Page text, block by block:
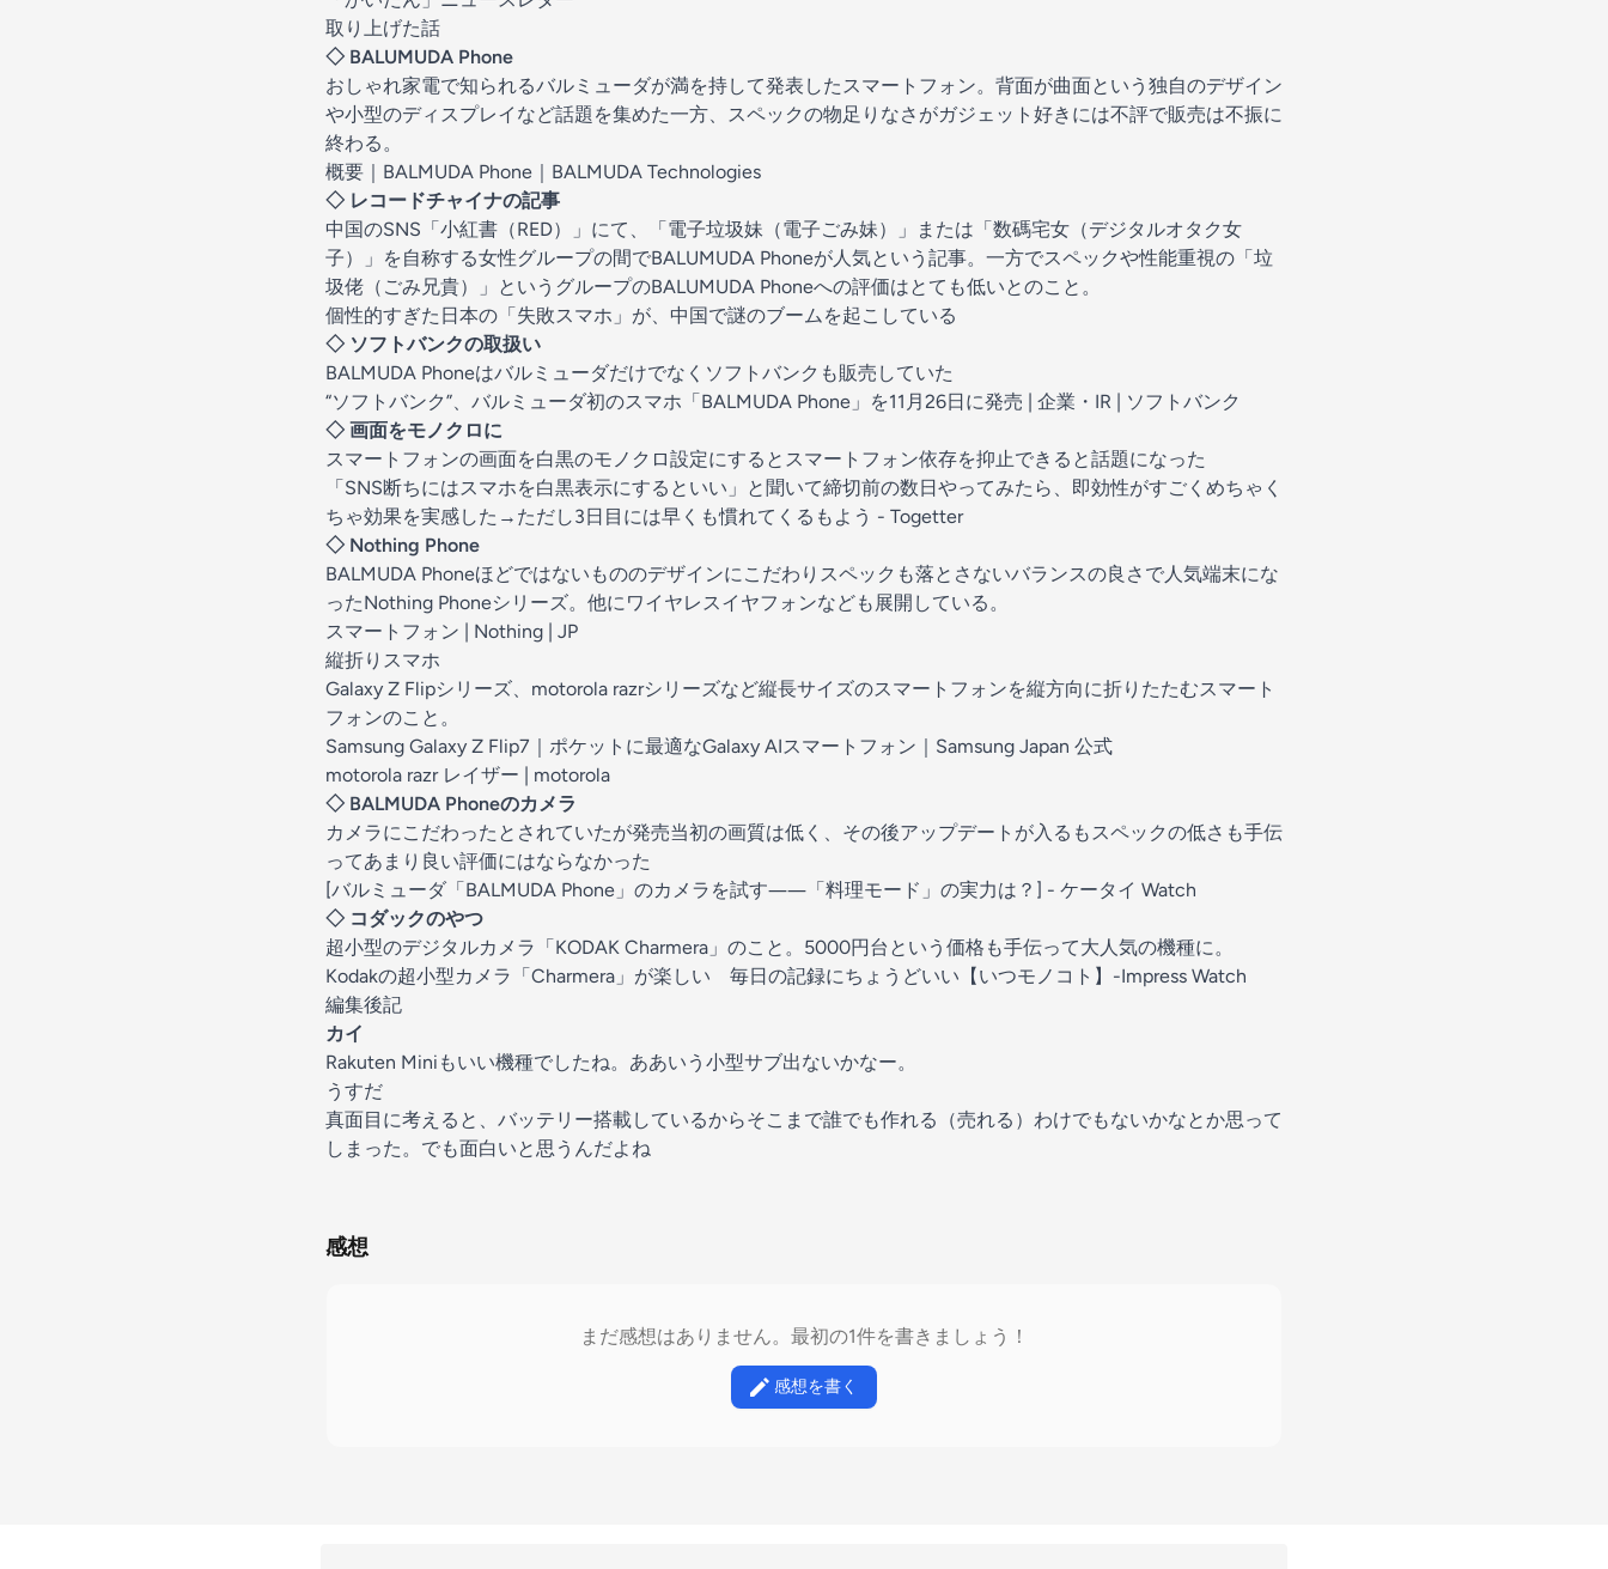
取り上げた話
◇ BALUMUDA Phone
おしゃれ家電で知られるバルミューダが満を持して発表したスマートフォン。背面が曲面という独自のデザイン
や小型のディスプレイなど話題を集めた一方、スペックの物足りなさがガジェット好きには不評で販売は不振に
終わる。
概要｜BALMUDA Phone｜BALMUDA Technologies
◇ レコードチャイナの記事
中国のSNS「小紅書（RED）」にて、「電子垃圾妹（電子ごみ妹）」または「数碼宅女（デジタルオタク女
子）」を自称する女性グループの間でBALUMUDA Phoneが人気という記事。一方でスペックや性能重視の「垃
圾佬（ごみ兄貴）」というグループのBALUMUDA Phoneへの評価はとても低いとのこと。
個性的すぎた日本の「失敗スマホ」が、中国で謎のブームを起こしている
◇ ソフトバンクの取扱い
BALMUDA Phoneはバルミューダだけでなくソフトバンクも販売していた
“ソフトバンク”、バルミューダ初のスマホ「BALMUDA Phone」を11月26日に発売 | 企業・IR | ソフトバンク
◇ 画面をモノクロに
スマートフォンの画面を白黒のモノクロ設定にするとスマートフォン依存を抑止できると話題になった
「SNS断ちにはスマホを白黒表示にするといい」と聞いて締切前の数日やってみたら、即効性がすごくめちゃく
ちゃ効果を実感した→ただし3日目には早くも慣れてくるもよう - Togetter
◇ Nothing Phone
BALMUDA Phoneほどではないもののデザインにこだわりスペックも落とさないバランスの良さで人気端末にな
ったNothing Phoneシリーズ。他にワイヤレスイヤフォンなども展開している。
スマートフォン | Nothing | JP
縦折りスマホ
Galaxy Z Flipシリーズ、motorola razrシリーズなど縦長サイズのスマートフォンを縦方向に折りたたむスマート
フォンのこと。
Samsung Galaxy Z Flip7｜ポケットに最適なGalaxy AIスマートフォン｜Samsung Japan 公式
motorola razr レイザー | motorola
◇ BALMUDA Phoneのカメラ
カメラにこだわったとされていたが発売当初の画質は低く、その後アップデートが入るもスペックの低さも手伝
ってあまり良い評価にはならなかった
[バルミューダ「BALMUDA Phone」のカメラを試す――「料理モード」の実力は？] - ケータイ Watch
◇ コダックのやつ
超小型のデジタルカメラ「KODAK Charmera」のこと。5000円台という価格も手伝って大人気の機種に。
Kodakの超小型カメラ「Charmera」が楽しい 毎日の記録にちょうどいい【いつモノコト】-Impress Watch
編集後記
カイ
Rakuten Miniもいい機種でしたね。ああいう小型サブ出ないかなー。
うすだ
真面目に考えると、バッテリー搭載しているからそこまで誰でも作れる（売れる）わけでもないかなとか思って
しまった。でも面白いと思うんだよね
感想
まだ感想はありません。最初の1件を書きましょう！
感想を書く